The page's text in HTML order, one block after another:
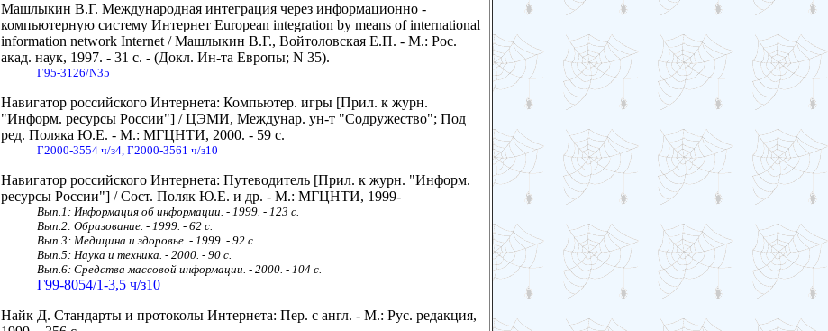
Машлыкин В.Г. Международная интеграция через информационно -
компьютерную систему Интернет European integration by means of international
information network Internet / Машлыкин В.Г., Войтоловская Е.П. - М.: Рос.
акад. наук, 1997. - 31 с. - (Докл. Ин-та Европы; N 35).
Г95-3126/N35
Навигатор российского Интернета: Компьютер. игры [Прил. к журн.
"Информ. ресурсы России"] / ЦЭМИ, Междунар. ун-т "Содружество"; Под
ред. Поляка Ю.Е. - М.: МГЦНТИ, 2000. - 59 с.
Г2000-3554 ч/з4, Г2000-3561 ч/з10
Навигатор российского Интернета: Путеводитель [Прил. к журн. "Информ.
ресурсы России"] / Сост. Поляк Ю.Е. и др. - М.: МГЦНТИ, 1999-
Вып.1: Информация об информации. - 1999. - 123 с.
Вып.2: Образование. - 1999. - 62 с.
Вып.3: Медицина и здоровье. - 1999. - 92 c.
Вып.5: Наука и техника. - 2000. - 90 с.
Вып.6: Средства массовой информации. - 2000. - 104 с.
Г99-8054/1-3,5 ч/з10
Найк Д. Стандарты и протоколы Интернета: Пер. с англ. - М.: Рус. редакция,